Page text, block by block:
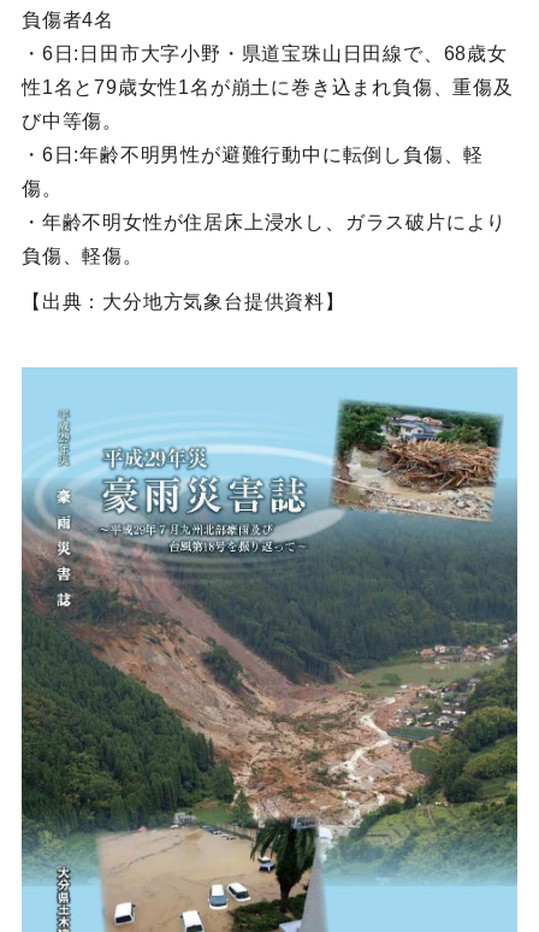
負傷者4名
・6日:日田市大字小野・県道宝珠山日田線で、68歳女
性1名と79歳女性1名が崩土に巻き込まれ負傷、重傷及
び中等傷。
・6日:年齢不明男性が避難行動中に転倒し負傷、軽
傷。
・年齢不明女性が住居床上浸水し、ガラス破片により
負傷、軽傷。
【出典：大分地方気象台提供資料】